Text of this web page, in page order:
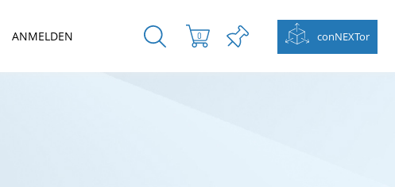
ANMELDEN conNEXTor
0